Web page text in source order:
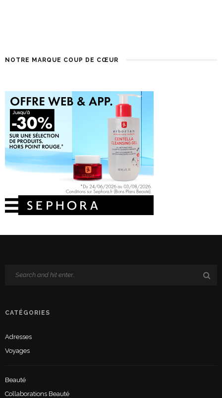
NOTRE MARQUE COUP DE CŒUR
CATÉGORIES
Adresses
Voyages
Beauté
Collaborations Beauté